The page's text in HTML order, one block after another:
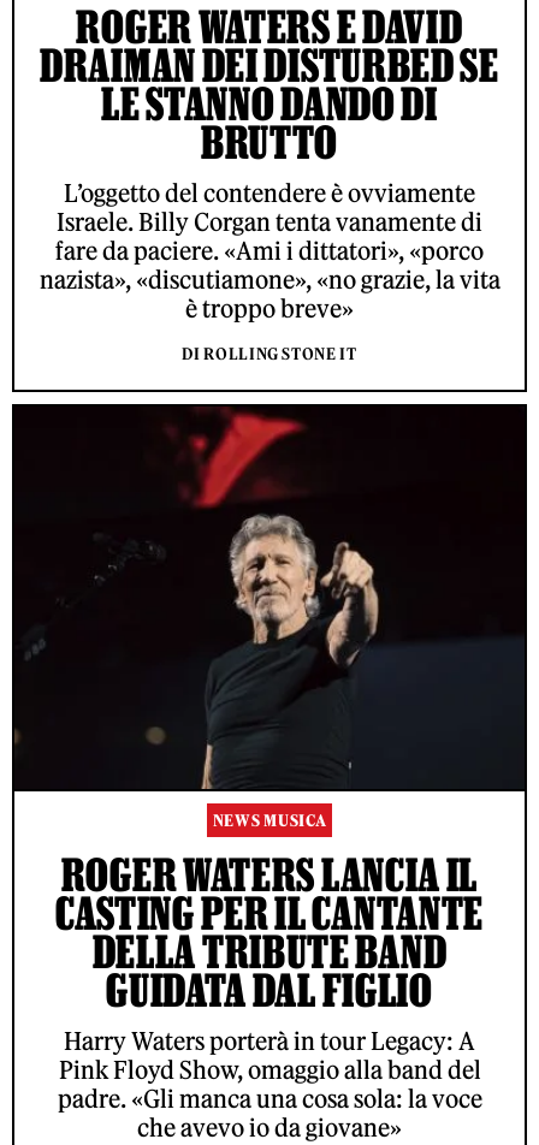
ROGER WATERS E DAVID
DRAIMAN DEI DISTURBED SE
LE STANNO DANDO DI
BRUTTO
L’oggetto del contendere è ovviamente
Israele. Billy Corgan tenta vanamente di
fare da paciere. «Ami i dittatori», «porco
nazista», «discutiamone», «no grazie, la vita
è troppo breve»
DI ROLLING STONE IT
NEWS MUSICA
ROGER WATERS LANCIA IL
CASTING PER IL CANTANTE
DELLA TRIBUTE BAND
GUIDATA DAL FIGLIO
Harry Waters porterà in tour Legacy: A
Pink Floyd Show, omaggio alla band del
padre. «Gli manca una cosa sola: la voce
che avevo io da giovane»